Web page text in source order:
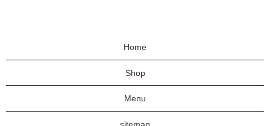
Home
Shop
Menu
sitemap